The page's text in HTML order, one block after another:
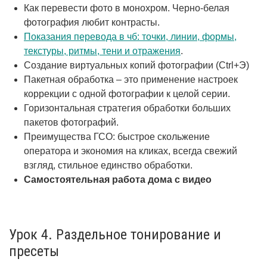
Как перевести фото в монохром. Черно-белая
фотография любит контрасты.
Показания перевода в чб: точки, линии, формы,
текстуры, ритмы, тени и отражения.
Создание виртуальных копий фотографии (Ctrl+Э)
Пакетная обработка – это применение настроек
коррекции с одной фотографии к целой серии.
Горизонтальная стратегия обработки больших
пакетов фотографий.
Преимущества ГСО: быстрое скольжение
оператора и экономия на кликах, всегда свежий
взгляд, стильное единство обработки.
Самостоятельная работа дома с видео
Урок 4. Раздельное тонирование и
пресеты